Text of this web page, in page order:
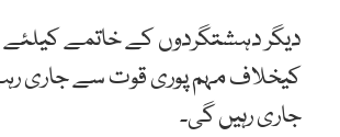
دیگر دہشتگردوں کے خاتمے
کیخلاف مہم پوری قوت سے جاری
جاری رہیں گی۔